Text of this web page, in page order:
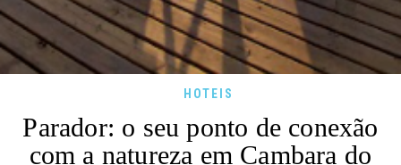
HOTEIS
Parador: o seu ponto de conexão
com a natureza em Cambara do